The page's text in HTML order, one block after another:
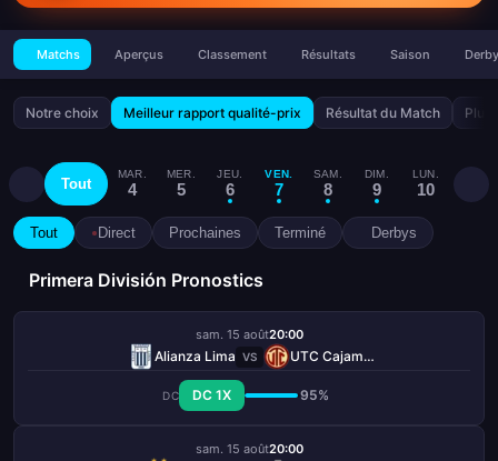
Matchs Aperçus Classement Résultats Saison
Notre choix Meilleur rapport qualité-prix Résultat du Match Plus
Tout
MAR.
4
MER.
5
JEU.
6
VEN.
7
SAM.
8
DIM.
9
LUN.
10
MAR.
Tout Direct Prochaines Terminé Derbys
Primera División Pronostics
sam. 15 août20:00
Alianza Lima VS UTC Cajamarca
DC DC 1X 95%
sam. 15 août20:00